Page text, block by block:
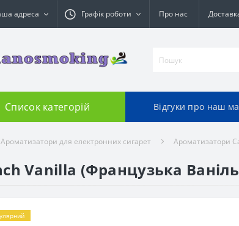
адреса Графік роботи Про нас
Список категорій Відгуки про наш
Ароматизатори для електронних сигарет Ароматизатори
Vanilla (Французька